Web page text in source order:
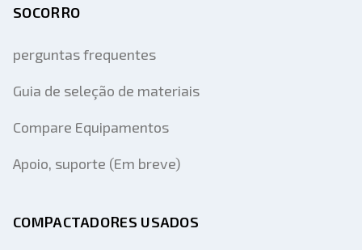
SOCORRO
perguntas frequentes
Guia de seleção de materiais
Compare Equipamentos
Apoio, suporte (Em breve)
COMPACTADORES USADOS